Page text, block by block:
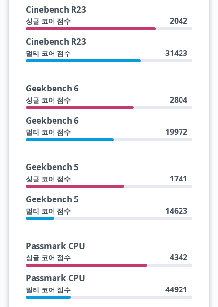
Cinebench R23
싱글 코어 점수 2042
Cinebench R23
멀티 코어 점수 31423
Geekbench 6
싱글 코어 점수 2804
Geekbench 6
멀티 코어 점수 19972
Geekbench 5
싱글 코어 점수 1741
Geekbench 5
멀티 코어 점수 14623
Passmark CPU
싱글 코어 점수 4342
Passmark CPU
멀티 코어 점수 44921